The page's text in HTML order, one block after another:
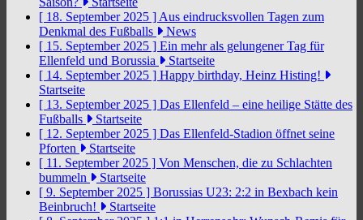
[ 18. September 2025 ] Aus eindrucksvollen Tagen zum
Denkmal des Fußballs
News
[ 15. September 2025 ] Ein mehr als gelungener Tag für
Ellenfeld und Borussia
Startseite
[ 14. September 2025 ] Happy birthday, Heinz Histing!
Startseite
[ 13. September 2025 ] Das Ellenfeld – eine heilige Stätte des
Fußballs
Startseite
[ 12. September 2025 ] Das Ellenfeld-Stadion öffnet seine
Pforten
Startseite
[ 11. September 2025 ] Von Menschen, die zu Schlachten
bummeln
Startseite
[ 9. September 2025 ] Borussias U23: 2:2 in Bexbach kein
Beinbruch!
Startseite